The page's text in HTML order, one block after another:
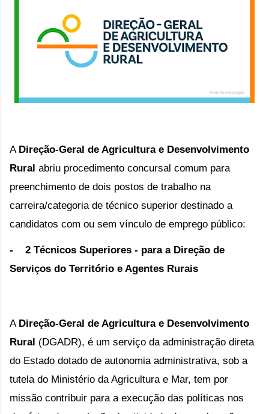
A Direção-Geral de Agricultura e Desenvolvimento
Rural abriu procedimento concursal comum para
preenchimento de dois postos de trabalho na
carreira/categoria de técnico superior destinado a
candidatos com ou sem vínculo de emprego público:
- 2 Técnicos Superiores - para a Direção de
Serviços do Território e Agentes Rurais
A Direção-Geral de Agricultura e Desenvolvimento
Rural (DGADR), é um serviço da administração direta
do Estado dotado de autonomia administrativa, sob a
tutela do Ministério da Agricultura e Mar, tem por
missão contribuir para a execução das políticas nos